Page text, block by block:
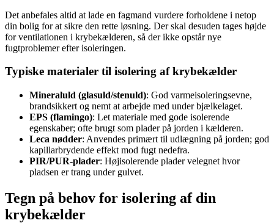
Det anbefales altid at lade en fagmand vurdere forholdene i netop
din bolig for at sikre den rette løsning. Der skal desuden tages højde
for ventilationen i krybekælderen, så der ikke opstår nye
fugtproblemer efter isoleringen.
Typiske materialer til isolering af krybekælder
Mineraluld (glasuld/stenuld): God varmeisoleringsevne,
brandsikkert og nemt at arbejde med under bjælkelaget.
EPS (flamingo): Let materiale med gode isolerende
egenskaber; ofte brugt som plader på jorden i kælderen.
Leca nødder: Anvendes primært til udlægning på jorden; god
kapillarbrydende effekt mod fugt nedefra.
PIR/PUR-plader: Højisolerende plader velegnet hvor
pladsen er trang under gulvet.
Tegn på behov for isolering af din
krybekælder